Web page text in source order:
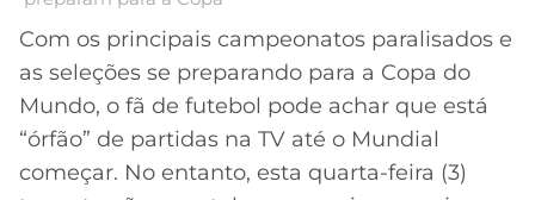
CASSINOS
ONLINE
MELHORES
BOTAFOGO
VASCO
INTERNACIONAL
COPA
SUL-
AMERICANA
LIGA
DOS
CAMPEÕES
Com os principais campeonatos paralisados e
as seleções se preparando para a Copa do
Mundo, o fã de futebol pode achar que está
“órfão” de partidas na TV até o Mundial
começar. No entanto, esta quarta-feira (3)